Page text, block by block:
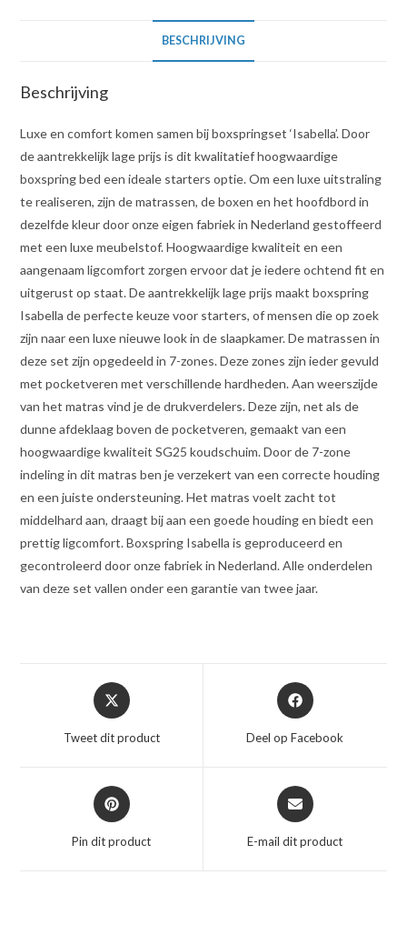
BESCHRIJVING
Beschrijving
Luxe en comfort komen samen bij boxspringset ‘Isabella’. Door
de aantrekkelijk lage prijs is dit kwalitatief hoogwaardige
boxspring bed een ideale starters optie. Om een luxe uitstraling
te realiseren, zijn de matrassen, de boxen en het hoofdbord in
dezelfde kleur door onze eigen fabriek in Nederland gestoffeerd
met een luxe meubelstof. Hoogwaardige kwaliteit en een
aangenaam ligcomfort zorgen ervoor dat je iedere ochtend fit en
uitgerust op staat. De aantrekkelijk lage prijs maakt boxspring
Isabella de perfecte keuze voor starters, of mensen die op zoek
zijn naar een luxe nieuwe look in de slaapkamer. De matrassen in
deze set zijn opgedeeld in 7-zones. Deze zones zijn ieder gevuld
met pocketveren met verschillende hardheden. Aan weerszijde
van het matras vind je de drukverdelers. Deze zijn, net als de
dunne afdeklaag boven de pocketveren, gemaakt van een
hoogwaardige kwaliteit SG25 koudschuim. Door de 7-zone
indeling in dit matras ben je verzekert van een correcte houding
en een juiste ondersteuning. Het matras voelt zacht tot
middelhard aan, draagt bij aan een goede houding en biedt een
prettig ligcomfort. Boxspring Isabella is geproduceerd en
gecontroleerd door onze fabriek in Nederland. Alle onderdelen
van deze set vallen onder een garantie van twee jaar.
Opent
in
nieuw
Tweet dit product
Opent
in
nieuw
Deel op Facebook
Opent
in
nieuw
Pin dit product
Opent
in
nieuw
E-mail dit product